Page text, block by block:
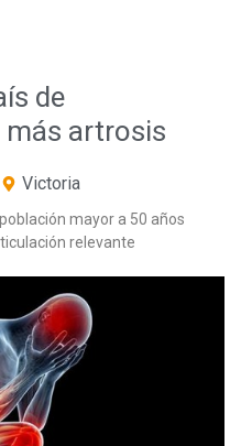
de
artrosis
Victoria
mayor a 50 años
relevante